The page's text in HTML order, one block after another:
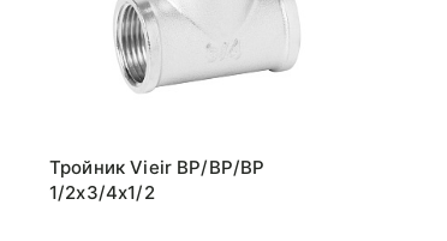
Тройник Vieir ВР/ВР/ВР
1/2x3/4x1/2